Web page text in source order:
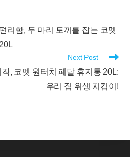
리함, 두 마리 토끼를 잡는 코멧
Next Post
, 코멧 원터치 페달 휴지통 20L:
우리 집 위생 지킴이!